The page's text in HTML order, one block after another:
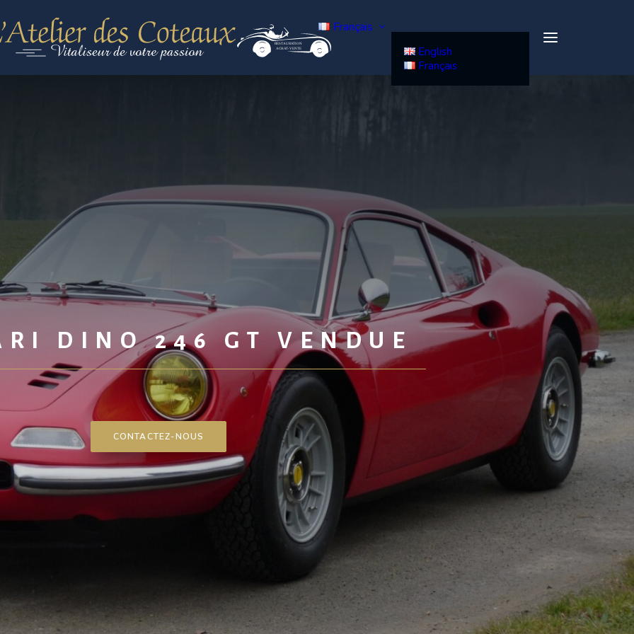
RESTAURATION
ACHAT-VENTE
Français
English
Français
DINO 246 GT VENDUE
CONTACTEZ-NOUS